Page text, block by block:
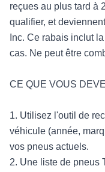
reçues au plus tard à
qualifier, et
Inc. Ce rabais inclut
cas. Ne peut être
CE QUE VOUS
1. Utilisez l'outil de
véhicule (année,
vos pneus actuels.
2. Une liste de pneus